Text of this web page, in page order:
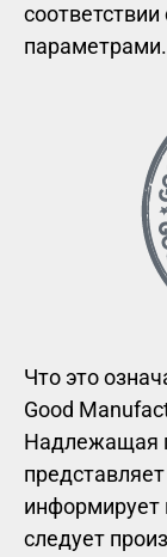
параметрами.
Что это
Good
Надлежащая
информирует
следует